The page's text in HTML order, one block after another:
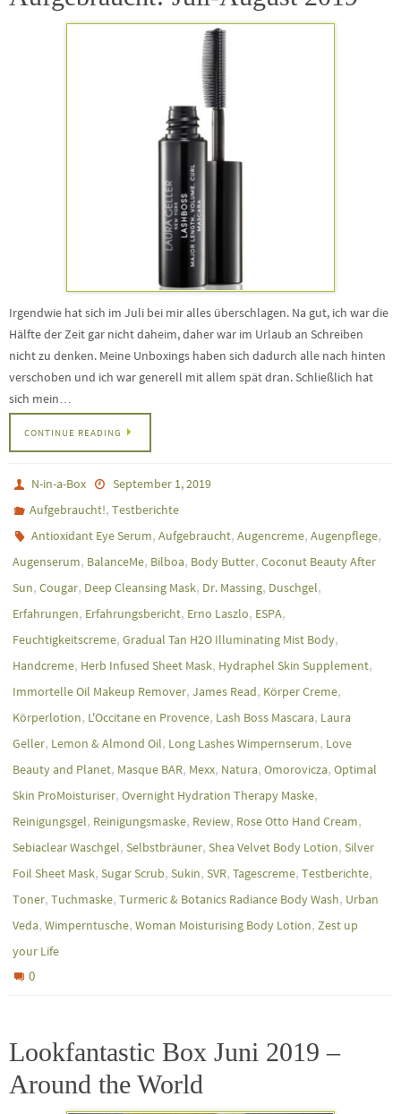
Irgendwie hat sich im Juli bei mir alles überschlagen. Na gut, ich war die
Hälfte der Zeit gar nicht daheim, daher war im Urlaub an Schreiben
nicht zu denken. Meine Unboxings haben sich dadurch alle nach hinten
verschoben und ich war generell mit allem spät dran. Schließlich hat
sich mein…
CONTINUE READING
N-in-a-Box
September 1, 2019
Aufgebraucht!,Testberichte
Antioxidant Eye Serum,Aufgebraucht,Augencreme,Augenpflege,
Augenserum, BalanceMe, Bilboa, Body Butter, Coconut Beauty After
Sun, Cougar, Deep Cleansing Mask, Dr. Massing, Duschgel,
Erfahrungen, Erfahrungsbericht, Erno Laszlo, ESPA,
Feuchtigkeitscreme, Gradual Tan H2O Illuminating Mist Body,
Handcreme, Herb Infused Sheet Mask, Hydraphel Skin Supplement,
Immortelle Oil Makeup Remover, James Read, Körper Creme,
Körperlotion, L'Occitane en Provence, Lash Boss Mascara, Laura
Geller, Lemon & Almond Oil, Long Lashes Wimpernserum, Love
Beauty and Planet, Masque BAR, Mexx, Natura, Omorovicza, Optimal
Skin ProMoisturiser, Overnight Hydration Therapy Maske,
Reinigungsgel, Reinigungsmaske, Review, Rose Otto Hand Cream,
Sebiaclear Waschgel, Selbstbräuner, Shea Velvet Body Lotion, Silver
Foil Sheet Mask, Sugar Scrub, Sukin, SVR, Tagescreme, Testberichte,
Toner, Tuchmaske, Turmeric & Botanics Radiance Body Wash, Urban
Veda, Wimperntusche, Woman Moisturising Body Lotion, Zest up
your Life
0
Lookfantastic Box Juni 2019 –
Around the World